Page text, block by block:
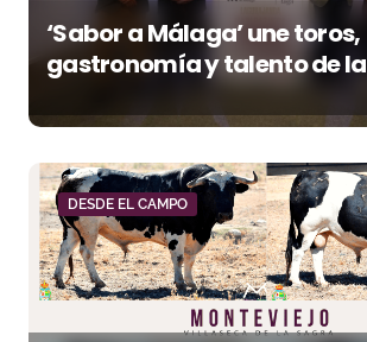
‘Sabor a Málaga’ une toros,
gastronomía y talento de la
tierra en La Malagueta
DESDE EL CAMPO